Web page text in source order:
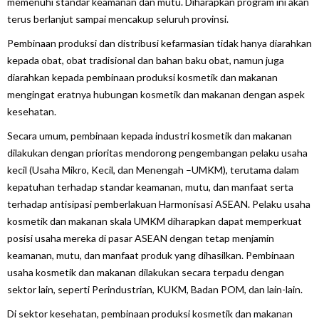
terus berlanjut sampai mencakup seluruh provinsi.
Pembinaan produksi dan distribusi kefarmasian tidak hanya diarahkan
kepada obat, obat tradisional dan bahan baku obat, namun juga
diarahkan kepada pembinaan produksi kosmetik dan makanan
mengingat eratnya hubungan kosmetik dan makanan dengan aspek
kesehatan.
Secara umum, pembinaan kepada industri kosmetik dan makanan
dilakukan dengan prioritas mendorong pengembangan pelaku usaha
kecil (Usaha Mikro, Kecil, dan Menengah –UMKM), terutama dalam
kepatuhan terhadap standar keamanan, mutu, dan manfaat serta
terhadap antisipasi pemberlakuan Harmonisasi ASEAN. Pelaku usaha
kosmetik dan makanan skala UMKM diharapkan dapat memperkuat
posisi usaha mereka di pasar ASEAN dengan tetap menjamin
keamanan, mutu, dan manfaat produk yang dihasilkan. Pembinaan
usaha kosmetik dan makanan dilakukan secara terpadu dengan
sektor lain, seperti Perindustrian, KUKM, Badan POM, dan lain-lain.
Di sektor kesehatan, pembinaan produksi kosmetik dan makanan